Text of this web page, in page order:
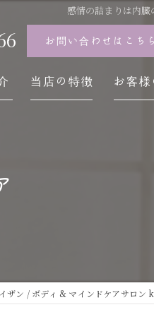
感情の詰まりは内
お問い合わせはこちら
当店の特徴 お客
ザン / ボディ & マインドケアサロン